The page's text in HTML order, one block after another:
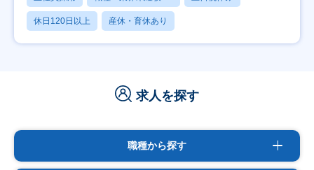
休日120日以上 産休・育休あり
求人を探す
職種から探す